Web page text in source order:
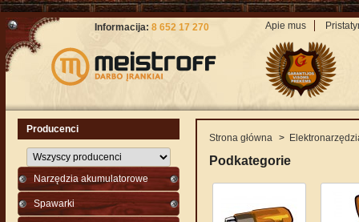
Apie mus
Informacija: 8 652 17 270
Producenci
Narzędzia akumulatorowe
Spawarki
Strona główna >
Podkategorie